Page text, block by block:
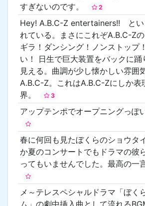
すぎないのです。
2
Hey! A.B.C-Z entertainers!! とい
れている。まさにこれぞA.B.C-Z
ギラ！ダンシング！ノンストップ
い！ 日生で巨大装置をバックに
見える。曲調が少し懐かしい雰囲
A.B.C-Z。これはA.B.C-Zにしか表
界。
3
アップテンポでオープニングっぽ
春に何回も見たぼくらのショウタ
か夏のコンサートでもドラマの彼
ってもいませんでした。最高の一
メ～テレスペシャルドラマ「ぼく
ム」の劇中挿入曲として流れる